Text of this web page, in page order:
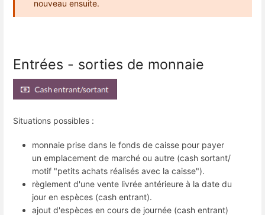
nouveau ensuite.
Entrées - sorties de monnaie
Situations possibles :
monnaie prise dans le fonds de caisse pour payer
un emplacement de marché ou autre (cash sortant/
motif "petits achats réalisés avec la caisse").
règlement d'une vente livrée antérieure à la date du
jour en espèces (cash entrant).
ajout d'espèces en cours de journée (cash entrant)